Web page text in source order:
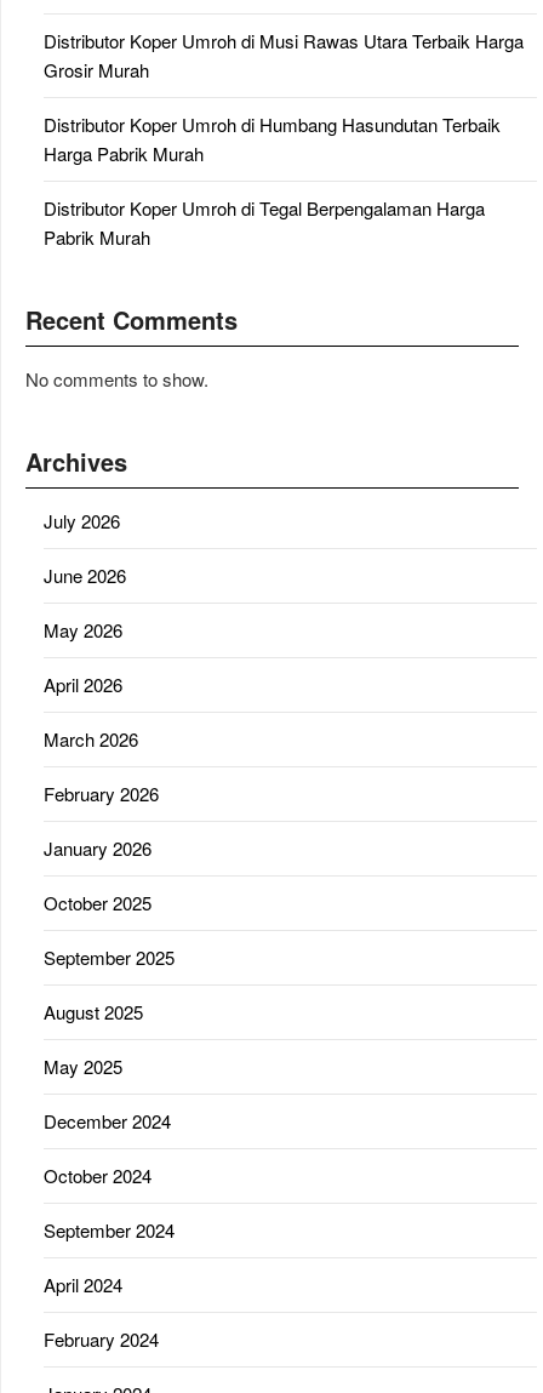
Distributor Koper Umroh di Musi Rawas Utara Terbaik Harga
Grosir Murah
Distributor Koper Umroh di Humbang Hasundutan Terbaik
Harga Pabrik Murah
Distributor Koper Umroh di Tegal Berpengalaman Harga
Pabrik Murah
Recent Comments
No comments to show.
Archives
July 2026
June 2026
May 2026
April 2026
March 2026
February 2026
January 2026
October 2025
September 2025
August 2025
May 2025
December 2024
October 2024
September 2024
April 2024
February 2024